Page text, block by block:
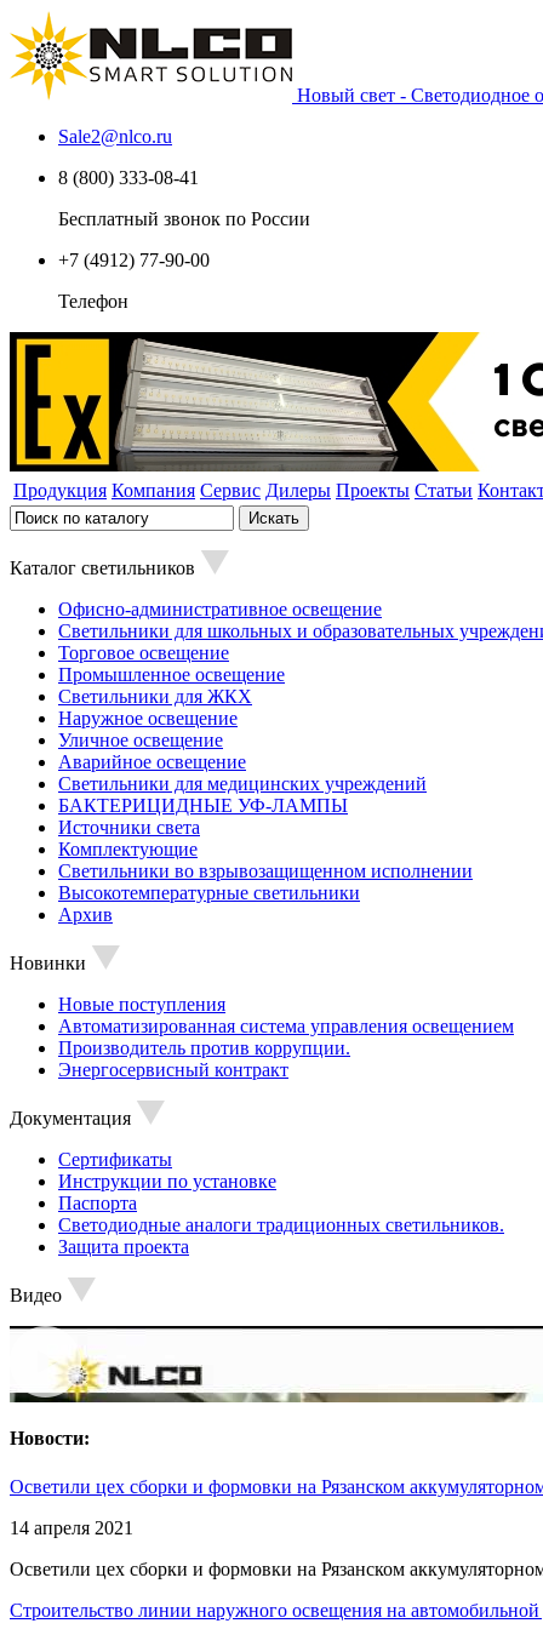
Новый свет - Светодиодное
Sale2@nlco.ru
8 (800) 333-08-41
Бесплатный звонок по России
+7 (4912) 77-90-00
Телефон
Продукция Компания Сервис Дилеры Проекты Статьи
Каталог светильников
Офисно-административное освещение
Светильники для школьных и образовательных
Торговое освещение
Промышленное освещение
Светильники для ЖКХ
Наружное освещение
Уличное освещение
Аварийное освещение
Светильники для медицинских учреждений
БАКТЕРИЦИДНЫЕ УФ-ЛАМПЫ
Источники света
Комплектующие
Светильники во взрывозащищенном исполнении
Высокотемпературные светильники
Архив
Новинки
Новые поступления
Автоматизированная система управления освещением
Производитель против коррупции.
Энергосервисный контракт
Документация
Сертификаты
Инструкции по установке
Паспорта
Светодиодные аналоги традиционных светильников.
Защита проекта
Видео
Новости:
Осветили цех сборки и формовки на Рязанском
14 апреля 2021
Осветили цех сборки и формовки на Рязанском
Строительство линии наружного освещения на